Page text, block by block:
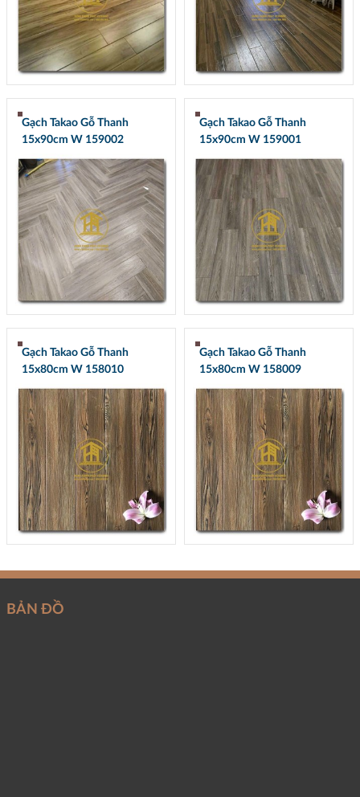
Gạch Takao Gỗ Thanh
15x90cm W 159002
Gạch Takao Gỗ Thanh
15x90cm W 159001
Gạch Takao Gỗ Thanh
15x80cm W 158010
Gạch Takao Gỗ Thanh
15x80cm W 158009
BẢN ĐỒ